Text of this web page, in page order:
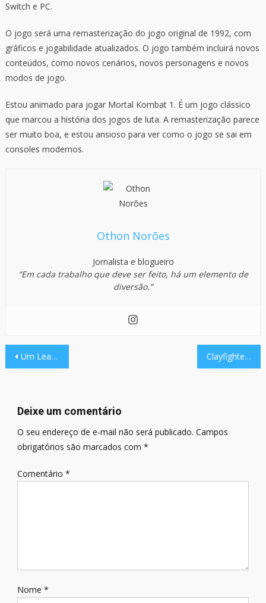
Switch e PC.
O jogo será uma remasterização do jogo original de 1992, com
gráficos e jogabilidade atualizados. O jogo também incluirá novos
conteúdos, como novos cenários, novos personagens e novos
modos de jogo.
Estou animado para jogar Mortal Kombat 1. É um jogo clássico
que marcou a história dos jogos de luta. A remasterização parece
ser muito boa, e estou ansioso para ver como o jogo se sai em
consoles modernos.
Othon Norões
Jornalista e blogueiro
“Em cada trabalho que deve ser feito, há um elemento de
diversão.”
Navegação
Post
Um Leaker sugeriu novidades de Nintendo 64 para Switch Online.? Clayfighter 63⅓ é o pior jogo de luta, mas é definitivamente um dos mais estranhos.
Deixe um comentário
O seu endereço de e-mail não será publicado. Campos
obrigatórios são marcados com *
Comentário *
Nome *